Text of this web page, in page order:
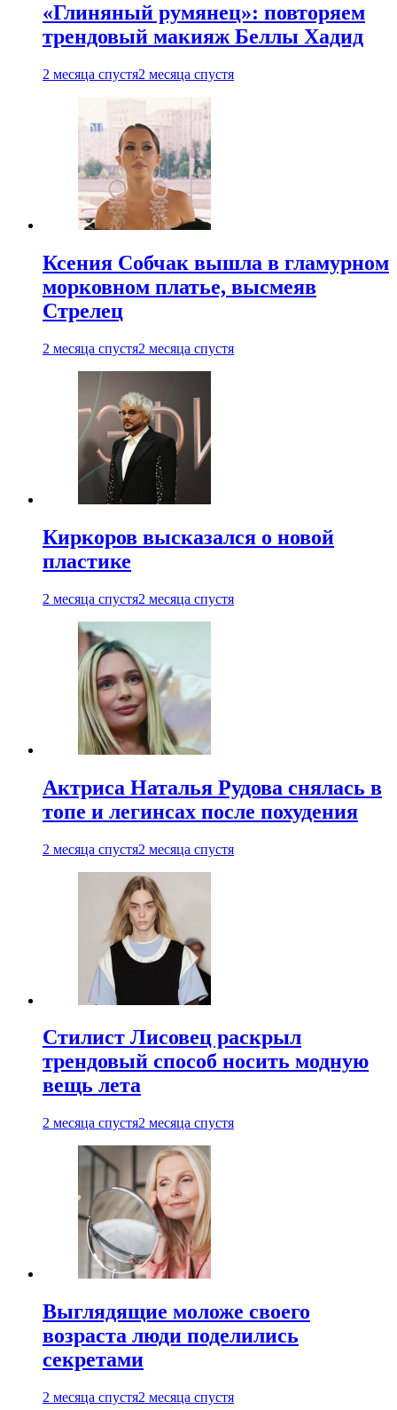
«Глиняный румянец»: повторяем
трендовый макияж Беллы Хадид
2 месяца спустя2 месяца спустя
Ксения Собчак вышла в гламурном
морковном платье, высмеяв
Стрелец
2 месяца спустя2 месяца спустя
Киркоров высказался о новой
пластике
2 месяца спустя2 месяца спустя
Актриса Наталья Рудова снялась в
топе и легинсах после похудения
2 месяца спустя2 месяца спустя
Стилист Лисовец раскрыл
трендовый способ носить модную
вещь лета
2 месяца спустя2 месяца спустя
Выглядящие моложе своего
возраста люди поделились
секретами
2 месяца спустя2 месяца спустя